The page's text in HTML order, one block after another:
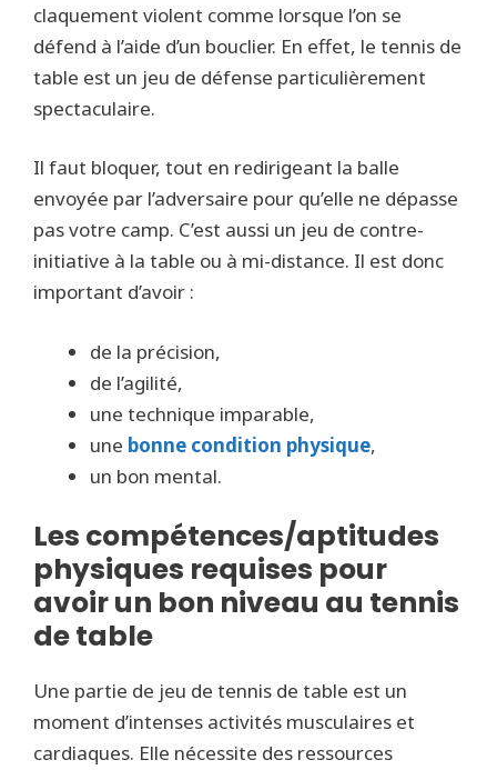
claquement violent comme lorsque l’on se
défend à l’aide d’un bouclier. En effet, le tennis de
table est un jeu de défense particulièrement
spectaculaire.
Il faut bloquer, tout en redirigeant la balle
envoyée par l’adversaire pour qu’elle ne dépasse
pas votre camp. C’est aussi un jeu de contre-
initiative à la table ou à mi-distance. Il est donc
important d’avoir :
de la précision,
de l’agilité,
une technique imparable,
une bonne condition physique,
un bon mental.
Les compétences/aptitudes
physiques requises pour
avoir un bon niveau au tennis
de table
Une partie de jeu de tennis de table est un
moment d’intenses activités musculaires et
cardiaques. Elle nécessite des ressources